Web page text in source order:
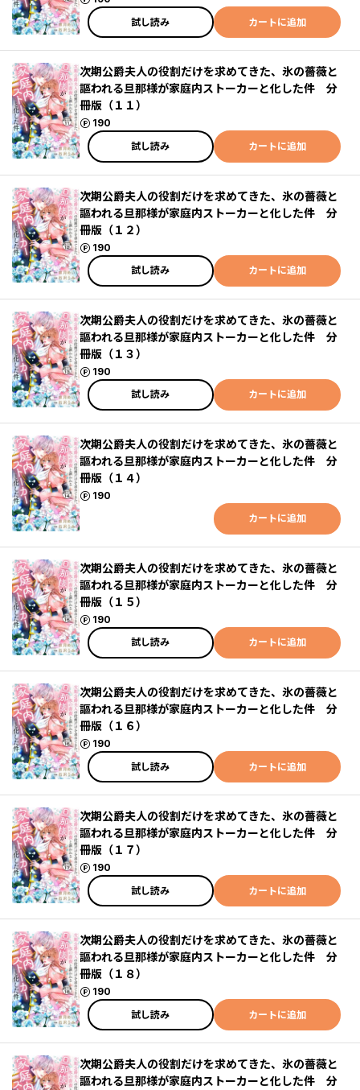
試し読み
カートに追加
次期公爵夫人の役割だけを求めてきた、氷の薔薇と
謳われる旦那様が家庭内ストーカーと化した件 分
冊版（１１）
190
ポイント
試し読み
カートに追加
次期公爵夫人の役割だけを求めてきた、氷の薔薇と
謳われる旦那様が家庭内ストーカーと化した件 分
冊版（１２）
190
ポイント
試し読み
カートに追加
次期公爵夫人の役割だけを求めてきた、氷の薔薇と
謳われる旦那様が家庭内ストーカーと化した件 分
冊版（１３）
190
ポイント
試し読み
カートに追加
次期公爵夫人の役割だけを求めてきた、氷の薔薇と
謳われる旦那様が家庭内ストーカーと化した件 分
冊版（１４）
190
ポイント
カートに追加
次期公爵夫人の役割だけを求めてきた、氷の薔薇と
謳われる旦那様が家庭内ストーカーと化した件 分
冊版（１５）
190
ポイント
試し読み
カートに追加
次期公爵夫人の役割だけを求めてきた、氷の薔薇と
謳われる旦那様が家庭内ストーカーと化した件 分
冊版（１６）
190
ポイント
試し読み
カートに追加
次期公爵夫人の役割だけを求めてきた、氷の薔薇と
謳われる旦那様が家庭内ストーカーと化した件 分
冊版（１７）
190
ポイント
試し読み
カートに追加
次期公爵夫人の役割だけを求めてきた、氷の薔薇と
謳われる旦那様が家庭内ストーカーと化した件 分
冊版（１８）
190
ポイント
試し読み
カートに追加
次期公爵夫人の役割だけを求めてきた、氷の薔薇と
謳われる旦那様が家庭内ストーカーと化した件 分